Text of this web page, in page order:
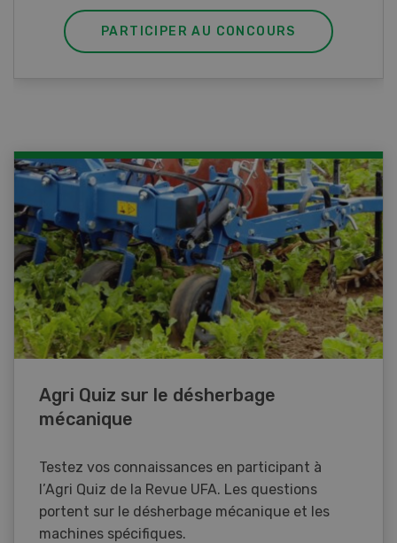
PARTICIPER AU CONCOURS
Agri Quiz sur le désherbage
mécanique
Testez vos connaissances en participant à
l’Agri Quiz de la Revue UFA. Les questions
portent sur le désherbage mécanique et les
machines spécifiques.